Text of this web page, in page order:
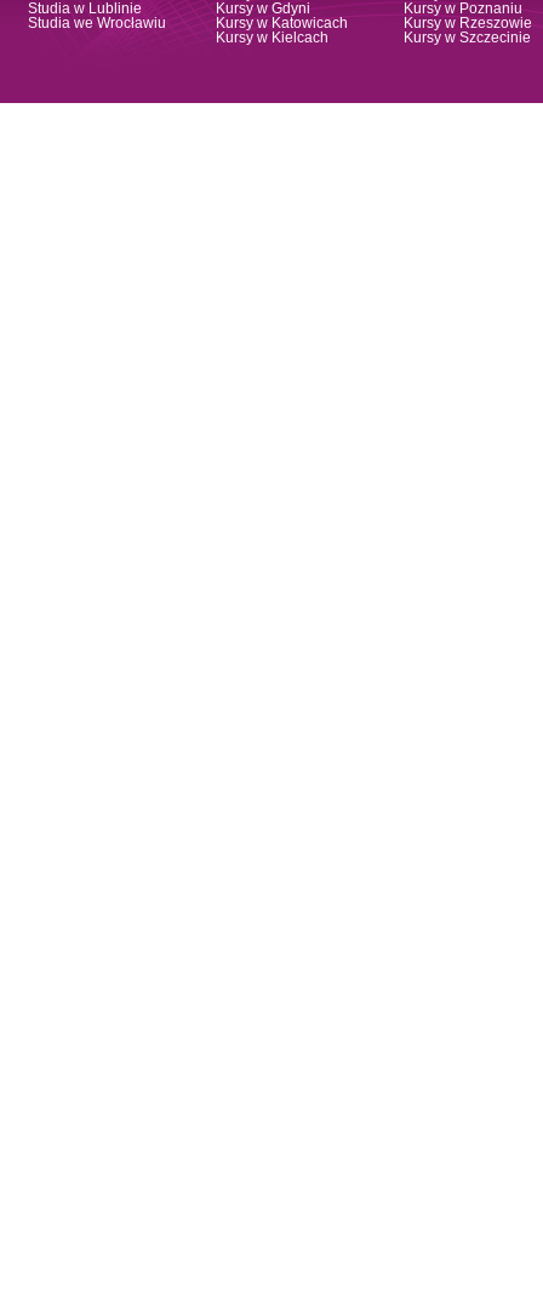
Studia w Lublinie
Studia we Wrocławiu
Kursy w Gdyni
Kursy w Katowicach
Kursy w Kielcach
Kursy w Poznaniu
Kursy w Rzeszowie
Kursy w Szczecinie